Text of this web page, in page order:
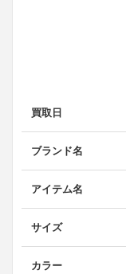
買取日
ブランド名
アイテム名
サイズ
カラー